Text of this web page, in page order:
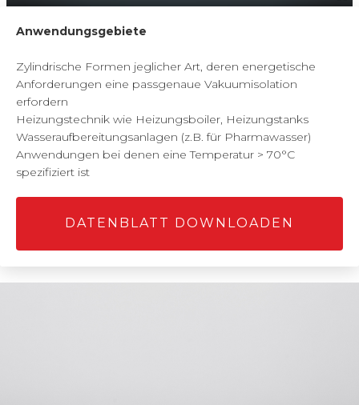
Anwendungsgebiete
Zylindrische Formen jeglicher Art, deren energetische
Anforderungen eine passgenaue Vakuumisolation
erfordern
Heizungstechnik wie Heizungsboiler, Heizungstanks
Wasseraufbereitungsanlagen (z.B. für Pharmawasser)
Anwendungen bei denen eine Temperatur > 70°C
spezifiziert ist
DATENBLATT DOWNLOADEN